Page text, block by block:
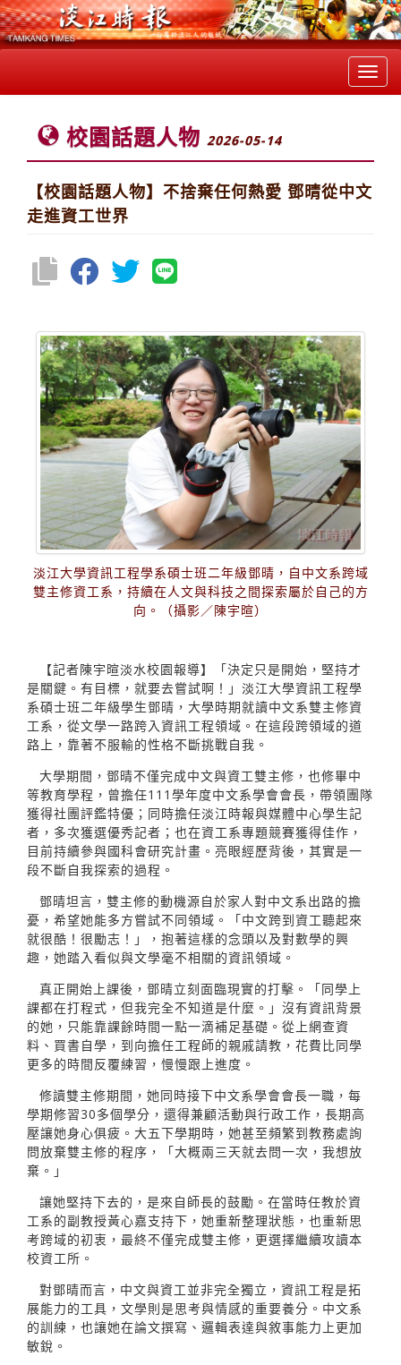
校園話題人物 2026-05-14
【校園話題人物】不捨棄任何熱愛 鄧晴從中文
走進資工世界
淡江大學資訊工程學系碩士班二年級鄧晴，自中文系跨域
雙主修資工系，持續在人文與科技之間探索屬於自己的方
向。（攝影／陳宇暄）
【記者陳宇暄淡水校園報導】「決定只是開始，堅持才
是關鍵。有目標，就要去嘗試啊！」淡江大學資訊工程學
系碩士班二年級學生鄧晴，大學時期就讀中文系雙主修資
工系，從文學一路跨入資訊工程領域。在這段跨領域的道
路上，靠著不服輸的性格不斷挑戰自我。
大學期間，鄧晴不僅完成中文與資工雙主修，也修畢中
等教育學程，曾擔任111學年度中文系學會會長，帶領團隊
獲得社團評鑑特優；同時擔任淡江時報與媒體中心學生記
者，多次獲選優秀記者；也在資工系專題競賽獲得佳作，
目前持續參與國科會研究計畫。亮眼經歷背後，其實是一
段不斷自我探索的過程。
鄧晴坦言，雙主修的動機源自於家人對中文系出路的擔
憂，希望她能多方嘗試不同領域。「中文跨到資工聽起來
就很酷！很勵志！」，抱著這樣的念頭以及對數學的興
趣，她踏入看似與文學毫不相關的資訊領域。
真正開始上課後，鄧晴立刻面臨現實的打擊。「同學上
課都在打程式，但我完全不知道是什麼。」沒有資訊背景
的她，只能靠課餘時間一點一滴補足基礎。從上網查資
料、買書自學，到向擔任工程師的親戚請教，花費比同學
更多的時間反覆練習，慢慢跟上進度。
修讀雙主修期間，她同時接下中文系學會會長一職，每
學期修習30多個學分，還得兼顧活動與行政工作，長期高
壓讓她身心俱疲。大五下學期時，她甚至頻繁到教務處詢
問放棄雙主修的程序，「大概兩三天就去問一次，我想放
棄。」
讓她堅持下去的，是來自師長的鼓勵。在當時任教於資
工系的副教授黃心嘉支持下，她重新整理狀態，也重新思
考跨域的初衷，最終不僅完成雙主修，更選擇繼續攻讀本
校資工所。
對鄧晴而言，中文與資工並非完全獨立，資訊工程是拓
展能力的工具，文學則是思考與情感的重要養分。中文系
的訓練，也讓她在論文撰寫、邏輯表達與敘事能力上更加
敏銳。